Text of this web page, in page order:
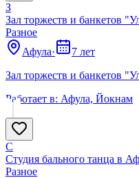
З
Зал торжеств и банкетов
Разное
Афула·
7 лет
Зал торжеств и банкетов
Работает в: Афула, Йокнам
С
Студия бального танца в
Разное